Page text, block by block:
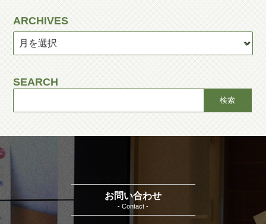
ARCHIVES
SEARCH
お問い合わせ
- Contact -